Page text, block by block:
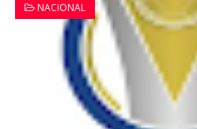
NACIONAL